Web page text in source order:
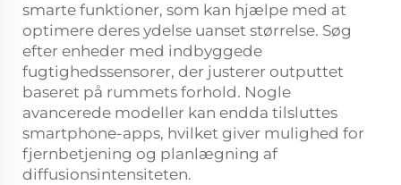
smarte funktioner, som kan hjælpe med at
optimere deres ydelse uanset størrelse. Søg
efter enheder med indbyggede
fugtighedssensorer, der justerer outputtet
baseret på rummets forhold. Nogle
avancerede modeller kan endda tilsluttes
smartphone-apps, hvilket giver mulighed for
fjernbetjening og planlægning af
diffusionsintensiteten.